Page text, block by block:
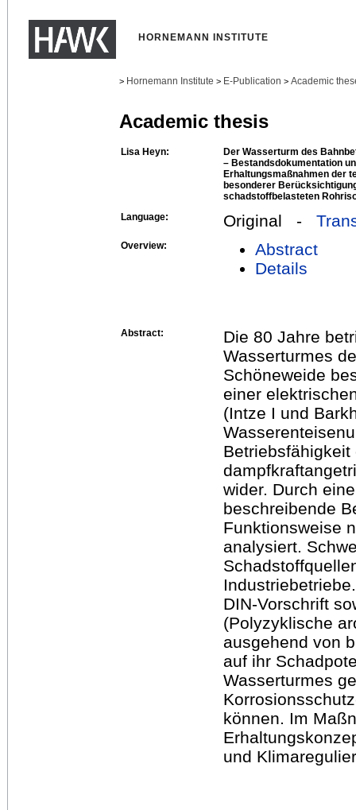
HORNEMANN INSTITUTE
> Hornemann Institute > E-Publication > Academic
Academic thesis
Lisa Heyn:
Der Wasserturm des
– Bestandsdokumentation
Erhaltungsmaßnahmen der
besonderer
schadstoffbelasteten
Language:
Original -
Overview:
Abstract
Details
Abstract:
Die 80 Jahre
Wasserturmes
Schöneweide
einer
(Intze I und
wider. Durch
beschreibende
Funktionsweise
analysiert.
DIN-Vorschrift
(Polyzyklische
ausgehend von
auf ihr
Wasserturmes
können. Im
und